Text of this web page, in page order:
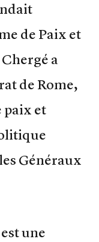
de Paix et
a
de Rome,
paix et
Généraux
une